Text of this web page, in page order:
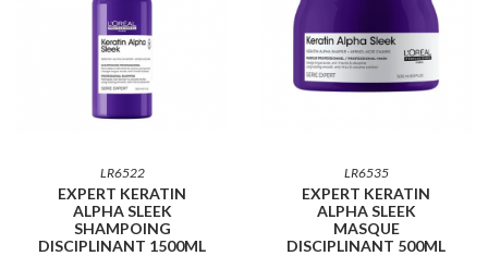
LR6522
EXPERT KERATIN
ALPHA SLEEK
SHAMPOING
DISCIPLINANT 1500ML
LR6535
EXPERT KERATIN
ALPHA SLEEK
MASQUE
DISCIPLINANT 500ML